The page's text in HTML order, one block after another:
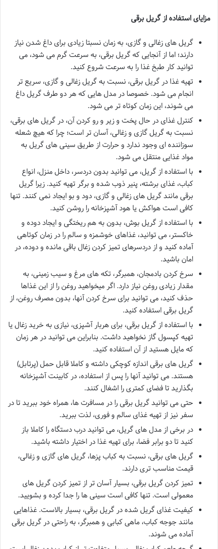
مزایای استفاده از گریل برقی
گریل های زغالی و گازی، به زمان نسبتا زیادی برای داغ شدن نیاز
دارند؛ اما از آنجایی که گریل برقی، به سرعت گرم می شود، می
توانید کار طبخ غذا را به سرعت شروع کنید.
تهیه غذا در گریل برقی، نسبت به گریل زغالی و گازی، سریع تر
انجام می شود. خصوصا در مدل هایی که هر دو طرف گریل داغ
می شوند، این زمان کوتاه تر می شود.
کنترل غذای در حال پخت و زیر و رو کردن آن، در گریل های برقی،
نسبت به گریل گازی و زغالی، آسان تر است؛ چرا که هیچ شعله
سوزاننده ای وجود ندارد و حرارت از طریق سینی های گریل به
مواد غذایی منتقل می شود.
با استفاده از گریل، می توانید بدون دردسر، داخل منزل، انواع
کباب، غذای برشته، پنیر ذوب شده و برگر تهیه کنید. زیرا گریل
برقی مانند گریل های زغالی و گازی، دود و بو ایجاد نمی کنند. تنها
کافی است هواکش یا هود آشپزخانه را روشن کنید.
با استفاده از گریل بوش، بدون به هم ریختگی و ایجاد دوده و
خاکستر، می توانید، غذاهای خوشمزه و سالم را در زمان کوتاهی
آماده کنید و از دردسرهای تمیز کردن زغال باقی مانده و دوده، در
امان باشید.
سرخ کردن بادمجان، همبرگر، تکه های مرغ و سیب زمینی، به
مقدار زیادی روغن نیاز دارد. اگر میخواهید روغن را از این غذاها
حذف کنید، می توانید برای سرخ کردن آنها، بدون مصرف روغن، از
گریل برقی استفاده کنید.
با استفاده از گریل برقی، برای هربار آشپزی، نیازی به خرید زغال یا
تهیه کپسول گاز نخواهید داشت. بنابراین می توانید در هر زمان
که مایل هستید از آن استفاده کنید.
گریل های برقی اندازه کوچکی داشته و کاملا قابل حمل (پرتابل)
هستند. می توانید آنها را پس از استفاده، در کابینت آشپزخانه
بگذارید تا فضای کمتری را اشغال کنند.
حتی می توانید گریل برقی را در مسافرت ها، همراه خود ببرید تا در
سفر نیز از تهیه غذای سالم و فوری، لذت ببرید.
در برخی از مدل های گریل، می توانید درب دستگاه را کاملا باز
کنید تا دو برابر فضا، برای تهیه غذا در اختیار داشته باشید.
گریل های برقی، نسبت به کباب پزها، گریل های گازی و زغالی،
قیمت مناسب تری دارند.
تمیز کردن گریل برقی، بسیار آسان تر از تمیز کردن گریل های
معمولی است. تنها کافی است سینی ها را جدا کرده و بشویید.
کیفیت غذای گریل شده در گریل برقی، بسیار بالاست. غذاهایی
مانند جوجه کباب، ماهی کبابی و همبرگر، به راحتی در گریل برقی
آماده می شوند.